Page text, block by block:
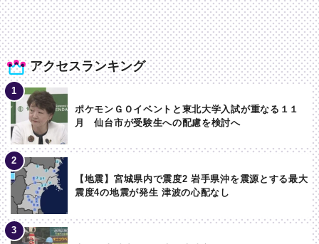
アクセスランキング
ポケモンＧＯイベントと東北大学入試が重なる１１
月 仙台市が受験生への配慮を検討へ
【地震】宮城県内で震度2 岩手県沖を震源とする最大
震度4の地震が発生 津波の心配なし